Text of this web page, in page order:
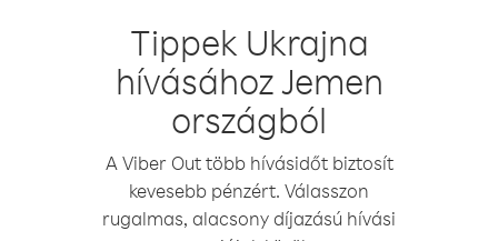
Tippek Ukrajna
hívásához Jemen
országból
A Viber Out több hívásidőt biztosít
kevesebb pénzért. Válasszon
rugalmas, alacsony díjazású hívási